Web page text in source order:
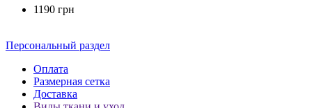
1190 грн
Персональный раздел
Оплата
Размерная сетка
Доставка